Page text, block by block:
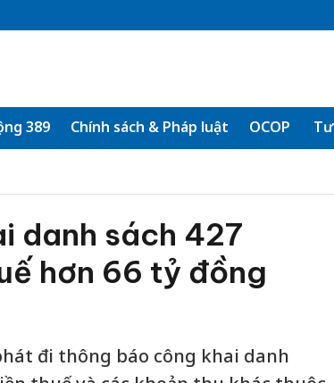
389 Chính sách & Pháp luật OCOP
danh sách 427
hơn 66 tỷ đồng
đi thông báo công khai danh